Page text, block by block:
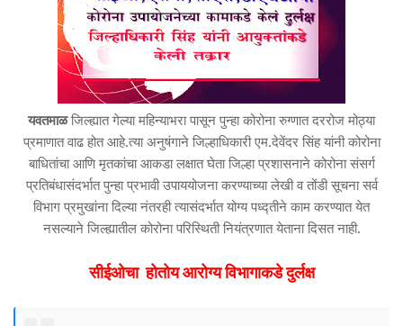
यवतमाळजिल्ह्यात गेल्या महिन्याभरा पासून पुन्हा कोरोना रुग्णात दररोज मोठ्या
प्रमाणात वाढ होत आहे.त्या अनुषंगाने जिल्हाधिकारी एम.देवेंदर सिंह यांनी कोरोना
बाधितांचा आणि मृतकांचा आकडा लक्षात घेता जिल्हा प्रशासनाने कोरोना संसर्ग
प्रतिबंधासंदर्भात पुन्हा प्रभावी उपाययोजना करण्याच्या लेखी व तोंडी सूचना सर्व
विभाग प्रमुखांना दिल्या नंतरही त्यासंदर्भात योग्य पध्द्तीने काम करण्यात येत
नसल्याने जिल्ह्यातील कोरोना परिस्थिती नियंत्रणात येताना दिसत नाही.
सीईओचा होतोय आरोग्य विभागाकडे दुर्लक्ष